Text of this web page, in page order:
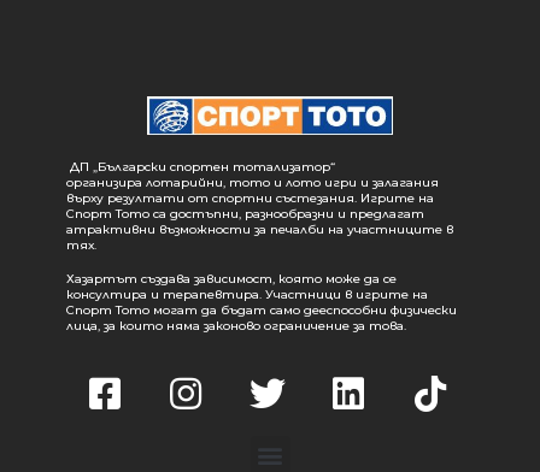
ДП „Български спортен тотализатор“
организира лотарийни, тото и лото игри и залагания
върху резултати от спортни състезания. Игрите на
Спорт Тото са достъпни, разнообразни и предлагат
атрактивни възможности за печалби на участниците в
тях.
Хазартът създава зависимост, която може да се
консултира и терапевтира. Участници в игрите на
Спорт Тото могат да бъдат само дееспособни физически
лица, за които няма законово ограничение за това.